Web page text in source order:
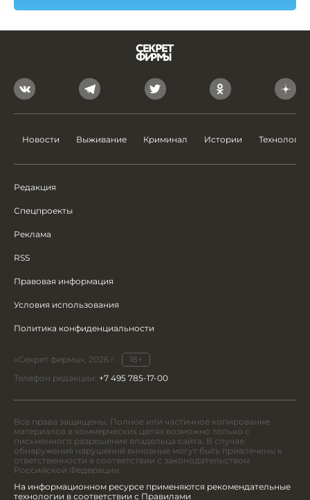
Новости Выживание Криминал Истории Технологии
Редакция
Спецпроекты
Реклама
RSS
Правовая информация
Условия использования
Политика конфиденциальности
«Секрет фирмы», 2026 г.
18+
Телефон редакции: +7 495 785-17-00
Все права защищены. Полное или частичное копирование
материалов в коммерческих целях возможно только с
письменного разрешения владельца сайта. В случае
обнаружения нарушений виновные могут быть привлечены к
ответственности в соответствии с законодательством
Российской Федерации.
На информационном ресурсе применяются рекомендательные
технологии в соответствии с Правилами